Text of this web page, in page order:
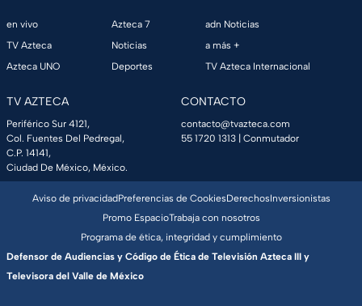
en vivo
TV Azteca
Azteca UNO
Azteca 7
Noticias
Deportes
adn Noticias
a más +
TV Azteca Internacional
TV AZTECA
Periférico Sur 4121,
Col. Fuentes Del Pedregal,
C.P. 14141,
Ciudad De México, México.
CONTACTO
contacto@tvazteca.com
55 1720 1313 | Conmutador
Aviso de privacidadPreferencias de CookiesDerechosInversionistas
Promo EspacioTrabaja con nosotros
Programa de ética, integridad y cumplimiento
Defensor de Audiencias y Código de Ética de Televisión Azteca III y
Televisora del Valle de México